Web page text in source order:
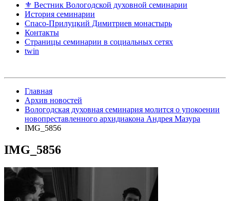
⚜ Вестник Вологодской духовной семинарии
История семинарии
Спасо-Прилуцкий Димитриев монастырь
Контакты
Страницы семинарии в социальных сетях
twin
Главная
Архив новостей
Вологодская духовная семинария молится о упокоении
новопреставленного архидиакона Андрея Мазура
IMG_5856
IMG_5856